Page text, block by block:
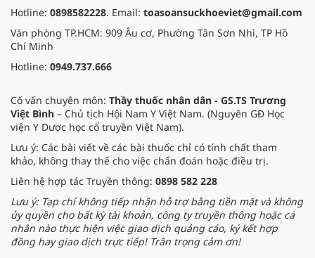
Hotline: 0898582228. Email: toasoansuckhoeviet@gmail.com
Văn phòng TP.HCM: 909 Âu cơ, Phường Tân Sơn Nhì, TP Hồ
Chí Minh
Hotline: 0949.737.666
Cố vấn chuyên môn: Thầy thuốc nhân dân - GS.TS Trương
Việt Bình – Chủ tịch Hội Nam Y Việt Nam. (Nguyên GĐ Học
viện Y Dược học cổ truyền Việt Nam).
Lưu ý: Các bài viết về các bài thuốc chỉ có tính chất tham
khảo, không thay thế cho việc chẩn đoán hoặc điều trị.
Liên hệ hợp tác Truyền thông: 0898 582 228
Lưu ý: Tạp chí không tiếp nhận hỗ trợ bằng tiền mặt và không
ủy quyền cho bất kỳ tài khoản, công ty truyền thông hoặc cá
nhân nào thực hiện việc giao dịch quảng cáo, ký kết hợp
đồng hay giao dịch trực tiếp! Trân trọng cảm ơn!